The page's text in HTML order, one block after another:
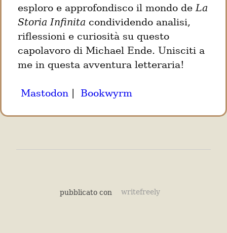
esploro e approfondisco il mondo de La
Storia Infinita condividendo analisi,
riflessioni e curiosità su questo
capolavoro di Michael Ende. Unisciti a
me in questa avventura letteraria!
Mastodon Bookwyrm
pubblicato con writefreely